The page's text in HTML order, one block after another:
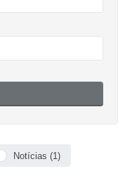
Notícias (1)